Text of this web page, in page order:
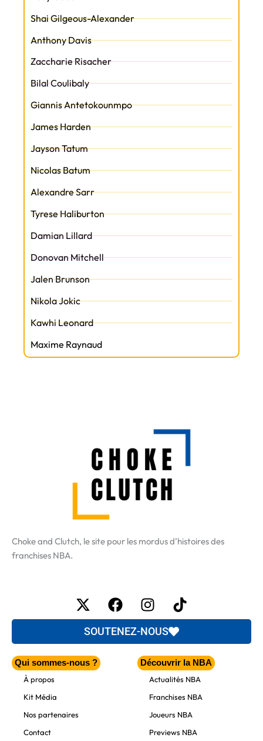
Shai Gilgeous-Alexander
Anthony Davis
Zaccharie Risacher
Bilal Coulibaly
Giannis Antetokounmpo
James Harden
Jayson Tatum
Nicolas Batum
Alexandre Sarr
Tyrese Haliburton
Damian Lillard
Donovan Mitchell
Jalen Brunson
Nikola Jokic
Kawhi Leonard
Maxime Raynaud
Choke and Clutch, le site pour les mordus d’histoires des
franchises NBA.
X-
twitter
FacebookInstagram
Tiktok
SOUTENEZ-NOUS
Qui sommes-nous ?
À propos
Kit Média
Nos partenaires
Contact
Découvrir la NBA
Actualités NBA
Franchises NBA
Joueurs NBA
Previews NBA